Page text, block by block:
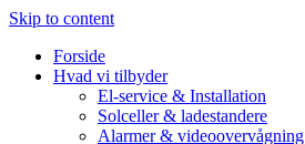
Skip to content
Forside
Hvad vi tilbyder
El-service & Installation
Solceller & ladestandere
Alarmer & videoovervågning